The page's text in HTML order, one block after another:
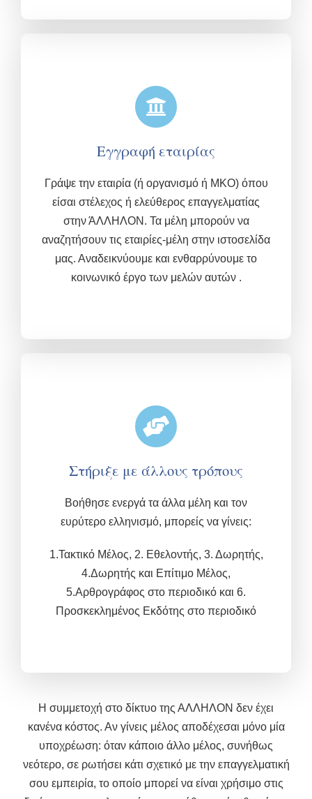
Εγγραφή εταιρίας
Γράψε την εταιρία (ή οργανισμό ή ΜΚΟ) όπου
είσαι στέλεχος ή ελεύθερος επαγγελματίας
στην ΆΛΛΗΛΟΝ. Τα μέλη μπορούν να
αναζητήσουν τις εταιρίες-μέλη στην ιστοσελίδα
μας. Αναδεικνύουμε και ενθαρρύνουμε το
κοινωνικό έργο των μελών αυτών .
Στήριξε με άλλους τρόπους
Βοήθησε ενεργά τα άλλα μέλη και τον
ευρύτερο ελληνισμό, μπορείς να γίνεις:
1.Τακτικό Μέλος, 2. Εθελοντής, 3. Δωρητής,
4.Δωρητής και Επίτιμο Μέλος,
5.Αρθρογράφος στο περιοδικό και 6.
Προσκεκλημένος Εκδότης στο περιοδικό
Η συμμετοχή στο δίκτυο της ΑΛΛΗΛΟΝ δεν έχει
κανένα κόστος. Αν γίνεις μέλος αποδέχεσαι μόνο μία
υποχρέωση: όταν κάποιο άλλο μέλος, συνήθως
νεότερο, σε ρωτήσει κάτι σχετικό με την επαγγελματική
σου εμπειρία, το οποίο μπορεί να είναι χρήσιμο στις